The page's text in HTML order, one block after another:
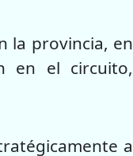
la provincia, en
en el circuito,
a